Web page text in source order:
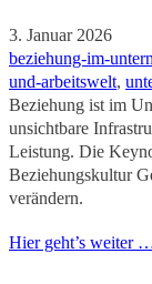
3. Januar 2026
beziehung-im-
und-arbeitswelt,
Beziehung ist im
unsichtbare
Leistung. Die
Beziehungskultur
verändern.
Hier geht’s weiter